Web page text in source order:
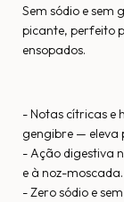
Sem sódio e sem
picante, perfeito
ensopados.
- Notas cítricas e
gengibre — eleva
- Ação digestiva
e à noz-moscada.
- Zero sódio e